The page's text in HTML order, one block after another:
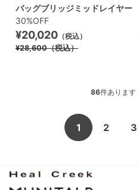
バッグブリッジミッドレイヤー
30%OFF
¥20,020 （税込）
¥28,600（税込）
86件あります
1 2 3